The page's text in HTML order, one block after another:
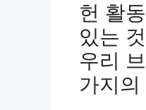
헌 활
있는
우리
가지